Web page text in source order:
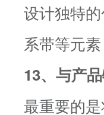
设计独特
系带等元
13、与产
最重要的